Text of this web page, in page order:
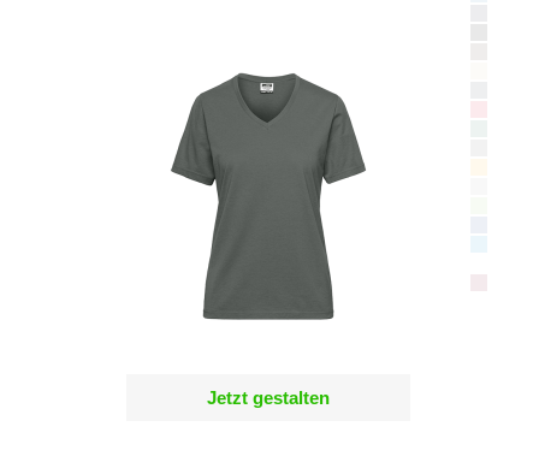
Jetzt gestalten